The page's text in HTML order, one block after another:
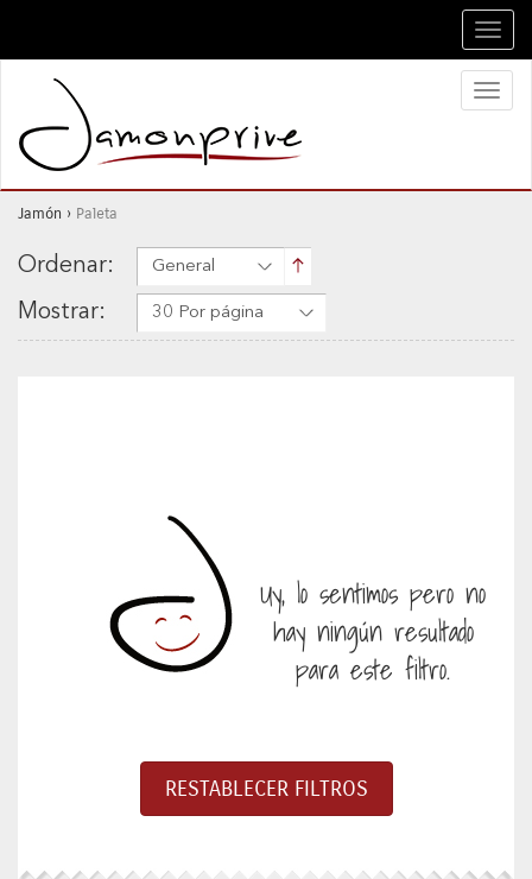
Jamón › Paleta
Ordenar: General
Mostrar: 30 Por página
Uy, lo sentimos pero no
hay ningún resultado
para este filtro.